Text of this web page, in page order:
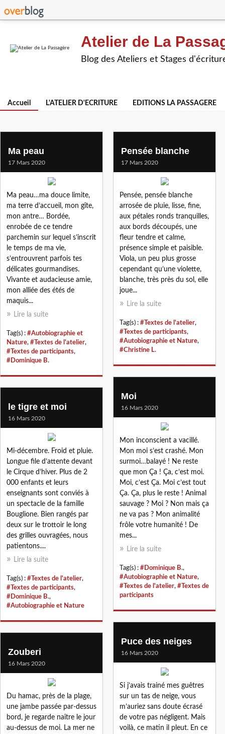
Atelier de La
Blog des Ateliers et Stages
Accueil L'ATELIER D'ECRITURE EDITIONS LA PASSAGERE
Ma peau
17 Mars 2020
Ma peau…ma douce limite,
ma terre d’accueil, mon gîte,
mon antre… Bordée,
enrobée de ce tendre
parchemin sur lequel s’inscrit
le temps de ma vie,
s’entrouvrent parfois tes
délicates gourmandises.
Vivante et audacieuse amie,
mon alliée des étés de
maquis...
Lire la suite
Tag(s) : #Autobiographie et
Nature, #Textes de l'atelier,
#Textes de participants,
#Dominique B.
Pensée blanche
17 Mars 2020
Pensée, pensée blanche
arrosée de pluie, lisse, fine,
aux pétales ronds tranquilles,
aux bords découpés, une
fleur tendre et calme,
présence simple et paisible.
Viola, un peu plus grosse
cependant qu’une violette,
blanche, très près du sol, elle
joue...
Lire la suite
Tag(s) : #Textes de l'atelier,
#Textes de participants,
#Autobiographie et Nature,
#Christine L.
Moi
16 Mars 2020
Mon inconscient a vacillé.
Mon moi s’est crashé. Mon
surmoi…balayé ! Ne reste
que mon Ça ! Ça, c’est moi.
Moi, c’est Ça. Moi c’est tout
Ça. Ça, plus le reste ! Animal
sauvage ? Moi ? Non mais ça
ne va pas ? Mon animalité
frôle votre humanité ! De
mes...
Lire la suite
Tag(s) : #Dominique B.,
#Autobiographie et Nature,
#Textes de l'atelier, #Textes de
participants
le tigre et moi
16 Mars 2020
Mi-décembre. Froid et pluie.
Longue file d’attente devant
le Cirque d’hiver. Plus de 2
000 enfants et leurs
enseignants sont conviés à
un spectacle de la famille
Bouglione. Bien rangés par
deux sur le trottoir le long
des grilles ouvragées, nous
patientons....
Lire la suite
Tag(s) : #Textes de l'atelier,
#Textes de participants,
#Dominique B.,
#Autobiographie et Nature
Puce des neiges
16 Mars 2020
Si j’avais trainé mes guêtres
sur un tas de neige, vous
m’auriez sans doute écrasé
de votre pas négligent. Mais
voilà, ce matin il pleut. En ce
Zouberi
16 Mars 2020
Du hamac, près de la plage,
une jambe passée par-dessus
bord, je regarde naître le jour
au-dessus de moi. La mer ne